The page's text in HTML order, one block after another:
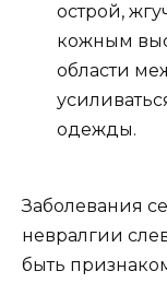
острой,
кожным
области
одежды.
Заболевания
невралгии
быть